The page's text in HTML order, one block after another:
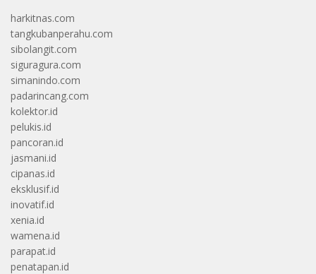
harkitnas.com
tangkubanperahu.com
sibolangit.com
siguragura.com
simanindo.com
padarincang.com
kolektor.id
pelukis.id
pancoran.id
jasmani.id
cipanas.id
eksklusif.id
inovatif.id
xenia.id
wamena.id
parapat.id
penatapan.id